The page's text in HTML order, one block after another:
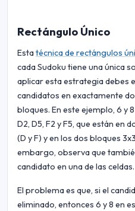
Rectángulo Único
Estatécnica de rectángulos
cada Sudoku tiene una única
aplicar esta estrategia debes
candidatos en exactamente
bloques. En este ejemplo, 6 y
D2, D5, F2 y F5, que están en
(D y F) y en los dos bloques
embargo, observa que
candidato en una de las
El problema es que, si el
eliminado, entonces 6 y 8 en